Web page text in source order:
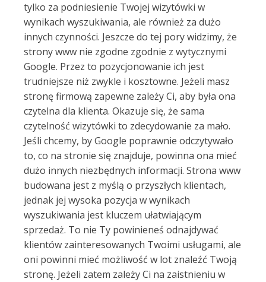
tylko za podniesienie Twojej wizytówki w
wynikach wyszukiwania, ale również za dużo
innych czynności. Jeszcze do tej pory widzimy, że
strony www nie zgodne zgodnie z wytycznymi
Google. Przez to pozycjonowanie ich jest
trudniejsze niż zwykle i kosztowne. Jeżeli masz
stronę firmową zapewne zależy Ci, aby była ona
czytelna dla klienta. Okazuje się, że sama
czytelność wizytówki to zdecydowanie za mało.
Jeśli chcemy, by Google poprawnie odczytywało
to, co na stronie się znajduje, powinna ona mieć
dużo innych niezbędnych informacji. Strona www
budowana jest z myślą o przyszłych klientach,
jednak jej wysoka pozycja w wynikach
wyszukiwania jest kluczem ułatwiającym
sprzedaż. To nie Ty powinieneś odnajdywać
klientów zainteresowanych Twoimi usługami, ale
oni powinni mieć możliwość w lot znaleźć Twoją
stronę. Jeżeli zatem zależy Ci na zaistnieniu w